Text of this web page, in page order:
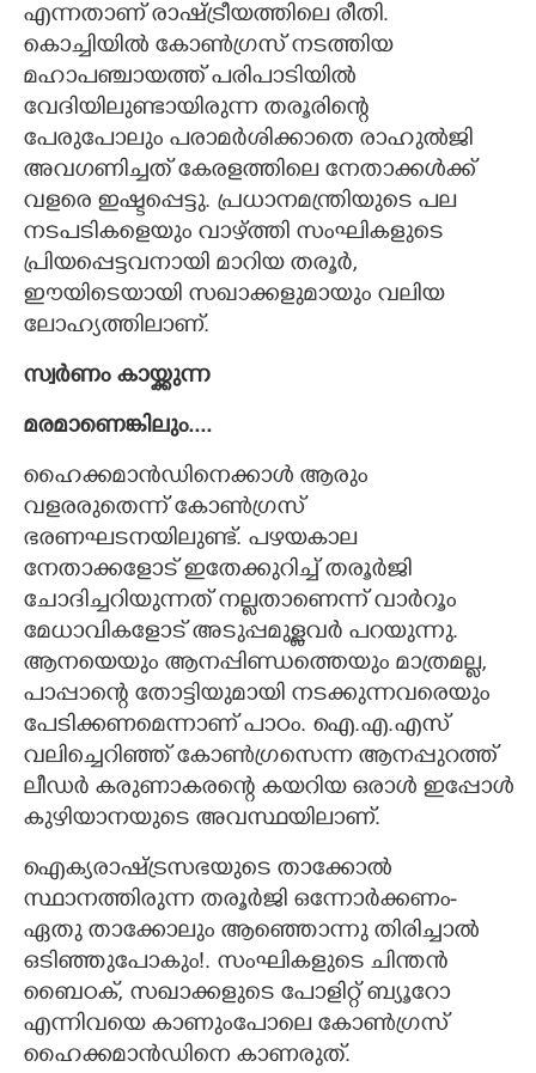
എന്നതാണ് രാഷ്ട്രീയത്തിലെ രീതി.
കൊച്ചിയിൽ കോൺഗ്രസ് നടത്തിയ
മഹാപഞ്ചായത്ത് പരിപാടിയിൽ
വേദിയിലുണ്ടായിരുന്ന തരൂരിന്റെ
പേരുപോലും പരാമർശിക്കാതെ രാഹുൽജി
അവഗണിച്ചത് കേരളത്തിലെ നേതാക്കൾക്ക്
വളരെ ഇഷ്ടപ്പെട്ടു. പ്രധാനമന്ത്രിയുടെ പല
നടപടികളെയും വാഴ്ത്തി സംഘികളുടെ
പ്രിയപ്പെട്ടവനായി മാറിയ തരൂർ,
ഈയിടെയായി സഖാക്കളുമായും വലിയ
ലോഹ്യത്തിലാണ്.
സ്വർണം കായ്ക്കുന്ന
മരമാണെങ്കിലും....
ഹൈക്കമാൻഡിനെക്കാൾ ആരും
വളരരുതെന്ന് കോൺഗ്രസ്
ഭരണഘടനയിലുണ്ട്. പഴയകാല
നേതാക്കളോട് ഇതേക്കുറിച്ച് തരൂർജി
ചോദിച്ചറിയുന്നത് നല്ലതാണെന്ന് വാർറൂം
മേധാവികളോട് അടുപ്പമുള്ളവർ പറയുന്നു.
ആനയെയും ആനപ്പിണ്ഡത്തെയും മാത്രമല്ല,
പാപ്പാന്റെ തോട്ടിയുമായി നടക്കുന്നവരെയും
പേടിക്കണമെന്നാണ് പാഠം. ഐ.എ.എസ്
വലിച്ചെറിഞ്ഞ് കോൺഗ്രസെന്ന ആനപ്പുറത്ത്
ലീഡർ കരുണാകരന്റെ കയറിയ ഒരാൾ ഇപ്പോൾ
കുഴിയാനയുടെ അവസ്ഥയിലാണ്.
ഐക്യരാഷ്ട്രസഭയുടെ താക്കോൽ
സ്ഥാനത്തിരുന്ന തരൂർജി ഒന്നോർക്കണം-
ഏതു താക്കോലും ആഞ്ഞൊന്നു തിരിച്ചാൽ
ഒടിഞ്ഞുപോകും!. സംഘികളുടെ ചിന്തൻ
ബൈഠക്, സഖാക്കളുടെ പോളിറ്റ് ബ്യൂറോ
എന്നിവയെ കാണുംപോലെ കോൺഗ്രസ്
ഹൈക്കമാൻഡിനെ കാണരുത്.